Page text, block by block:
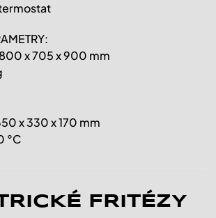
FRITÉZY
x 705 x 900 mm
x 330 x 170 mm
°C